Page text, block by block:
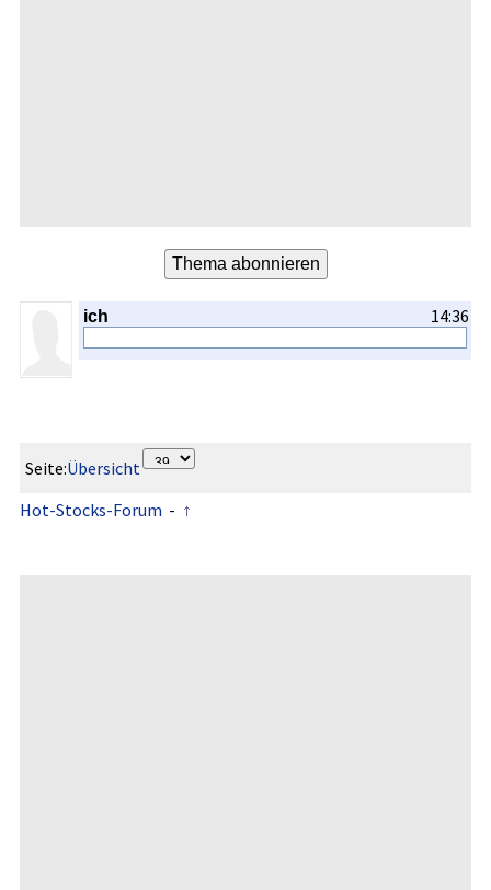
ich 14:36
Seite:Übersicht
Hot-Stocks-Forum -